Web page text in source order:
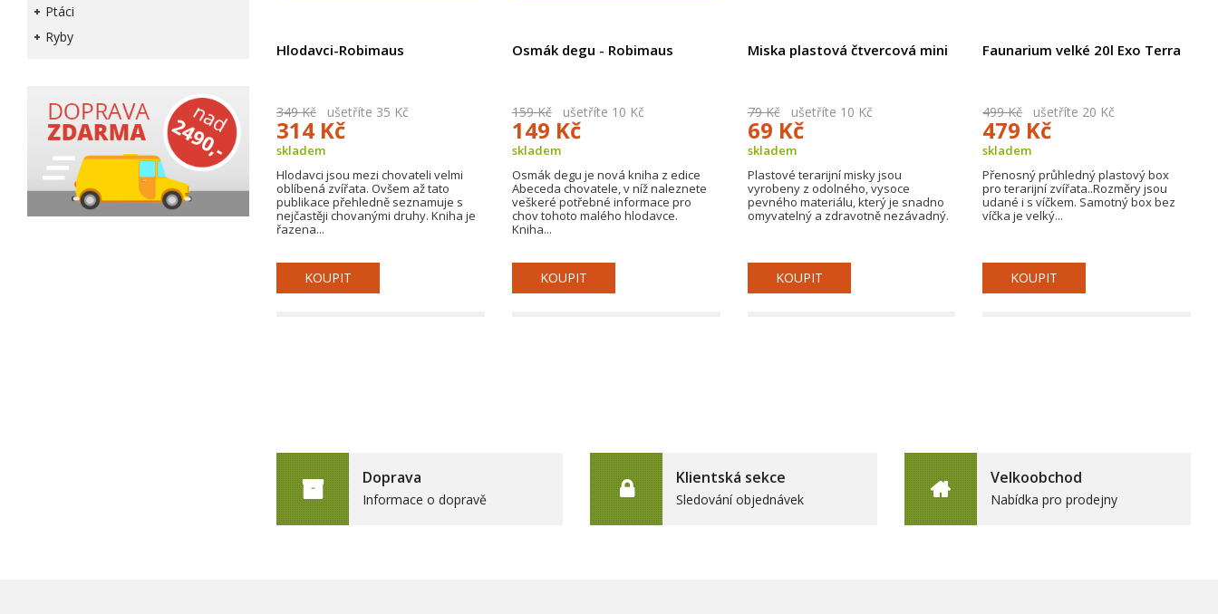
Ptáci
Ryby
Hlodavci-Robimaus
349 Kč ušetříte 35 Kč
314 Kč
skladem
Hlodavci jsou mezi chovateli velmi
oblíbená zvířata. Ovšem až tato
publikace přehledně seznamuje s
nejčastěji chovanými druhy. Kniha je
řazena...
KOUPIT
Osmák degu - Robimaus
159 Kčušetříte 10 Kč
149 Kč
skladem
Osmák degu je nová kniha z edice
Abeceda chovatele, v níž naleznete
veškeré potřebné informace pro
chov tohoto malého hlodavce.
Kniha...
KOUPIT
Miska plastová čtvercová mini
79 Kčušetříte 10 Kč
69 Kč
skladem
Plastové terarijní misky jsou
vyrobeny z odolného, vysoce
pevného materiálu, který je snadno
omyvatelný a zdravotně nezávadný.
KOUPIT
Faunarium velké 20l Exo Terra
499 Kčušetříte 20 Kč
479 Kč
skladem
Přenosný průhledný plastový box
pro terarijní zvířata..Rozměry jsou
udané i s víčkem. Samotný box bez
víčka je velký...
KOUPIT
Doprava
Informace o dopravě
Klientská sekce
Sledování objednávek
Velkoobchod
Nabídka pro prodejny